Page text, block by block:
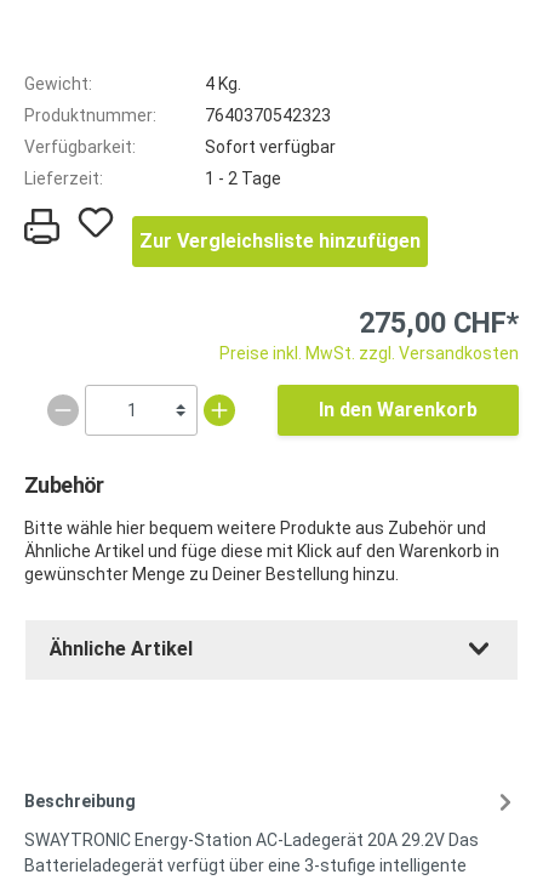
Gewicht:
4 Kg.
Produktnummer:
7640370542323
Verfügbarkeit:
Sofort verfügbar
Lieferzeit:
1 - 2 Tage
Zur Vergleichsliste hinzufügen
275,00 CHF*
Preise inkl. MwSt. zzgl. Versandkosten
In den Warenkorb
Zubehör
Bitte wähle hier bequem weitere Produkte aus Zubehör und
Ähnliche Artikel und füge diese mit Klick auf den Warenkorb in
gewünschter Menge zu Deiner Bestellung hinzu.
Ähnliche Artikel
Beschreibung
SWAYTRONIC Energy-Station AC-Ladegerät 20A 29.2V Das
Batterieladegerät verfügt über eine 3-stufige intelligente